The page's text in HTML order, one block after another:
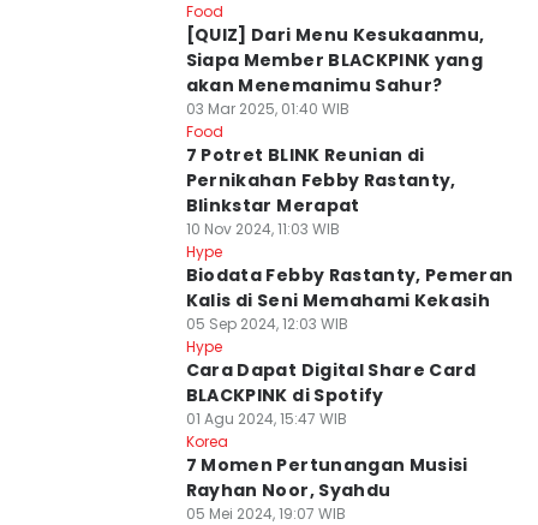
Food
[QUIZ] Dari Menu Kesukaanmu,
Siapa Member BLACKPINK yang
akan Menemanimu Sahur?
03 Mar 2025, 01:40 WIB
Food
7 Potret BLINK Reunian di
Pernikahan Febby Rastanty,
Blinkstar Merapat
10 Nov 2024, 11:03 WIB
Hype
Biodata Febby Rastanty, Pemeran
Kalis di Seni Memahami Kekasih
05 Sep 2024, 12:03 WIB
Hype
Cara Dapat Digital Share Card
BLACKPINK di Spotify
01 Agu 2024, 15:47 WIB
Korea
7 Momen Pertunangan Musisi
Rayhan Noor, Syahdu
05 Mei 2024, 19:07 WIB